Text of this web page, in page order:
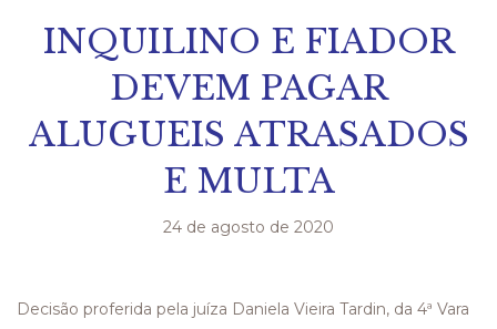
INQUILINO E FIADOR
DEVEM PAGAR
ALUGUEIS ATRASADOS
E MULTA
24 de agosto de 2020
Decisão proferida pela juíza Daniela Vieira Tardin, da 4ª Vara